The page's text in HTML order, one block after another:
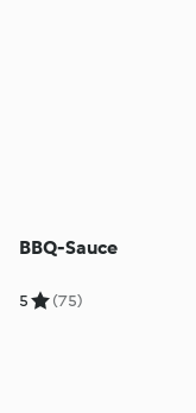
BBQ-Sauce
5 (75)